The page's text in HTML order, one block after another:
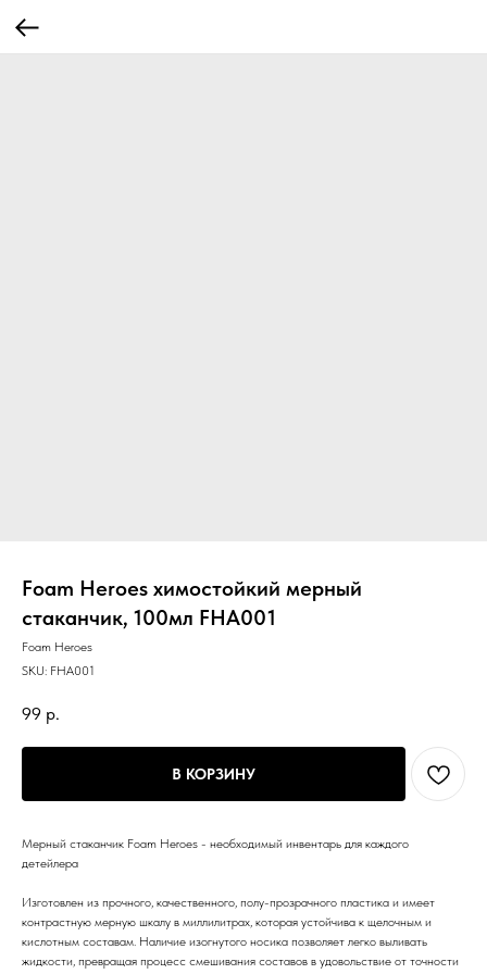
Foam Heroes химостойкий мерный
стаканчик, 100мл FHA001
Foam Heroes
SKU: FHA001
99 р.
В КОРЗИНУ
Мерный стаканчик Foam Heroes - необходимый инвентарь для каждого
детейлера
Изготовлен из прочного, качественного, полу-прозрачного пластика и имеет
контрастную мерную шкалу в миллилитрах, которая устойчива к щелочным и
кислотным составам. Наличие изогнутого носика позволяет легко выливать
жидкости, превращая процесс смешивания составов в удовольствие от точности